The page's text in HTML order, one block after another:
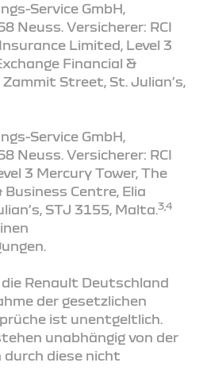
Service GmbH,
Neuss. Versicherer: RCI
Limited, Level 3
Financial &
Street, St. Julian’s,
Service GmbH,
Neuss. Versicherer: RCI
3 Mercury Tower, The
Centre, Elia
STJ 3155, Malta.3,4
Renault Deutschland
der gesetzlichen
ist unentgeltlich.
unabhängig von der
durch diese nicht